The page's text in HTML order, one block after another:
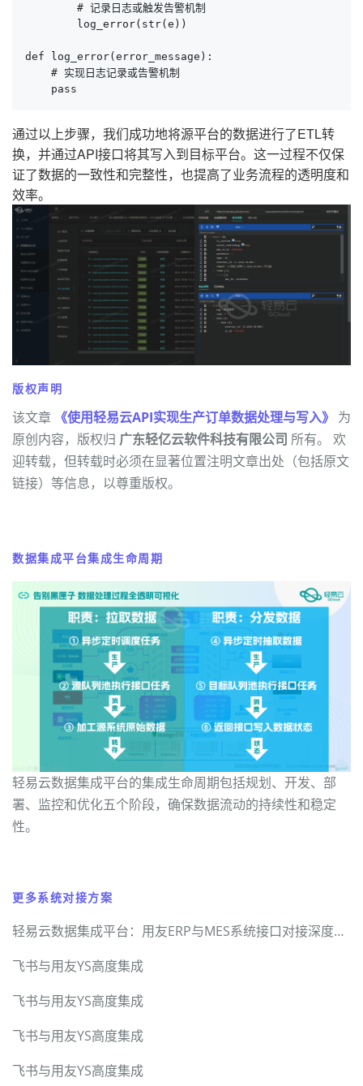
        # 记录日志或触发告警机制
        log_error(str(e))
def log_error(error_message):
    # 实现日志记录或告警机制
    pass
通过以上步骤，我们成功地将源平台的数据进行了ETL转
换，并通过API接口将其写入到目标平台。这一过程不仅保
证了数据的一致性和完整性，也提高了业务流程的透明度和
效率。
版权声明
该文章 《使用轻易云API实现生产订单数据处理与写入》 为
原创内容，版权归 广东轻亿云软件科技有限公司 所有。 欢
迎转载，但转载时必须在显著位置注明文章出处（包括原文
链接）等信息，以尊重版权。
数据集成平台集成生命周期
轻易云数据集成平台的集成生命周期包括规划、开发、部
署、监控和优化五个阶段，确保数据流动的持续性和稳定
性。
更多系统对接方案
轻易云数据集成平台：用友ERP与MES系统接口对接深度解决方案
飞书与用友YS高度集成
飞书与用友YS高度集成
飞书与用友YS高度集成
飞书与用友YS高度集成